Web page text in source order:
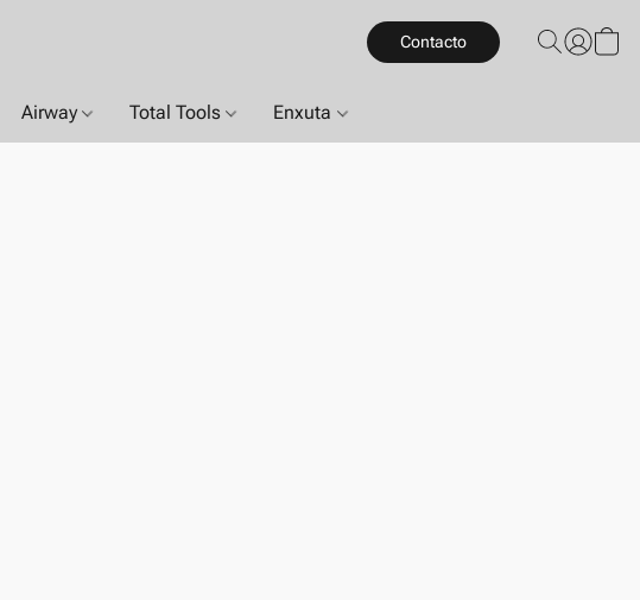
Contacto
Airway Total Tools Enxuta